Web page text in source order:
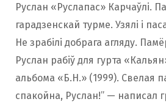
Руслан «Руслапас» Карчаўлі.
гарадзенскай турме. Узялі і
Не зрабілі добрага агляду.
Руслан рабіў для гурта
альбома «Б.Н.» (1999). Свелая
спакойна, Руслан!” — написал